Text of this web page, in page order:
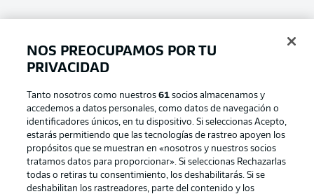
Football as it's meant to be
BUNDESLIGA APP
NOS PREOCUPAMOS POR TU
PRIVACIDAD
Tanto nosotros como nuestros61 socios almacenamos y
accedemos a datos personales, como datos de navegación o
identificadores únicos, en tu dispositivo. Si seleccionas Acepto,
estarás permitiendo que las tecnologías de rastreo apoyen los
propósitos que se muestran en «nosotros y nuestros socios
tratamos datos para proporcionar». Si seleccionas Rechazarlas
todas o retiras tu consentimiento, los deshabilitarás. Si se
deshabilitan los rastreadores, parte del contenido y los